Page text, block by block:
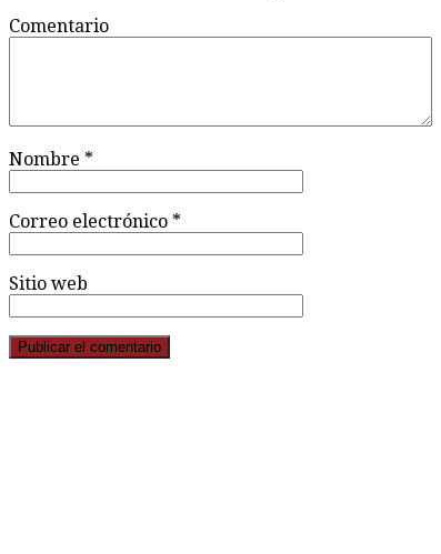
Comentario
Nombre *
Correo electrónico *
Sitio web